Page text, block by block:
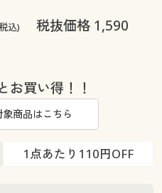
込)
税抜価格 1,590
お買い得！！
商品はこちら
1点あたり 110円OFF